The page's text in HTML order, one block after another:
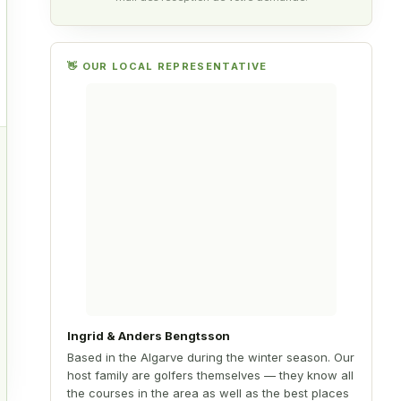
👋 OUR LOCAL REPRESENTATIVE
Ingrid & Anders Bengtsson
Based in the Algarve during the winter season. Our
host family are golfers themselves — they know all
the courses in the area as well as the best places